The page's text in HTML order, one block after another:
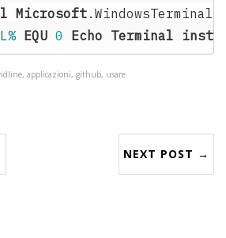
Microsoft
EQU 0 Echo Terminal
applicazioni, github, usare
NEXT POST →